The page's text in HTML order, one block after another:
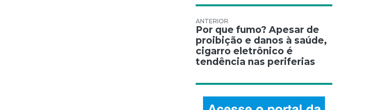
Navegação de Post
Por que fumo? Apesar de
proibição e danos à saúde,
cigarro eletrônico é
tendência nas periferias